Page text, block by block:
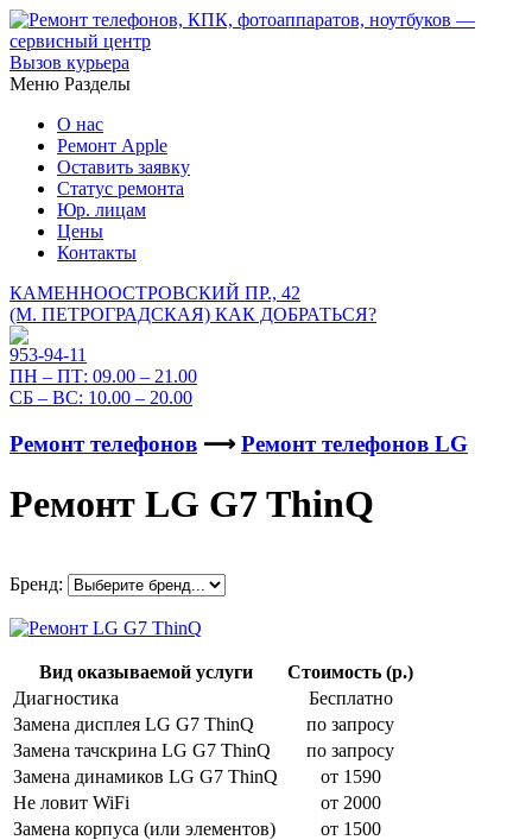
Вызов курьера
Меню Разделы
О нас
Ремонт Apple
Оставить заявку
Статус ремонта
Юр. лицам
Цены
Контакты
КАМЕННООСТРОВСКИЙ ПР., 42
(М. ПЕТРОГРАДСКАЯ) КАК ДОБРАТЬСЯ?
953-94-11
ПН – ПТ: 09.00 – 21.00
СБ – ВС: 10.00 – 20.00
Ремонт телефонов ⟶ Ремонт телефонов LG
Ремонт LG G7 ThinQ
Бренд:
Вид оказываемой услуги
Стоимость (р.)
Диагностика
Бесплатно
Замена дисплея LG G7 ThinQ
по запросу
Замена тачскрина LG G7 ThinQ
по запросу
Замена динамиков LG G7 ThinQ
от 1590
Не ловит WiFi
от 2000
Замена корпуса (или элементов)
от 1500